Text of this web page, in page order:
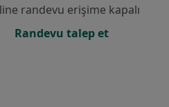
randevu erişime kapalı
Randevu talep et